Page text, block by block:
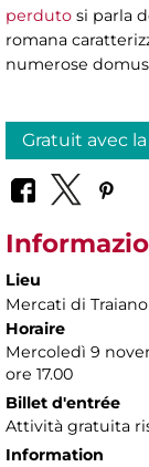
perduto si parla
romana
numerose
Gratuit avec
Lieu
Mercati di
Horaire
Mercoledì 9
ore 17.00
Billet d'entrée
Attività gratuita
Information